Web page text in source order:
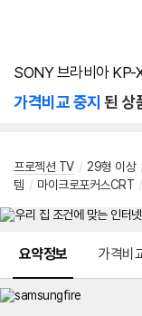
SONY 브라비아 KP-
가격비교 중지 된 상
프로젝션 TV / 29형 이상
템 / 마이크로포커스CRT /
요약정보 가격비